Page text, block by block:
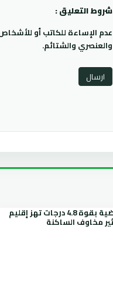
شروط التعليق :
عدم الإساءة للكاتب أو
والعنصري والشتائم.